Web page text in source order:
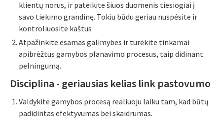
klientų norus, ir pateikite šiuos duomenis tiesiogiai į
savo tiekimo grandinę. Tokiu būdu geriau nuspėsite ir
kontroliuosite kaštus
Atpažinkite esamas galimybes ir turėkite tinkamai
apibrėžtus gamybos planavimo procesus, taip didinant
pelningumą.
Disciplina - geriausias kelias link pastovumo
Valdykite gamybos procesą realiuoju laiku tam, kad būtų
padidintas efektyvumas bei skaidrumas.